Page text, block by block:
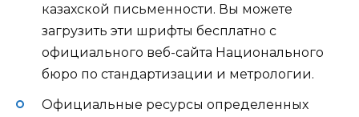
казахской письменности. Вы можете
загрузить эти шрифты бесплатно с
официального веб-сайта Национального
бюро по стандартизации и метрологии.
Официальные ресурсы определенных